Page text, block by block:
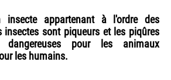
appartenant à l'ordre des
insectes sont piqueurs et les piqûres
pour les animaux
les humains.